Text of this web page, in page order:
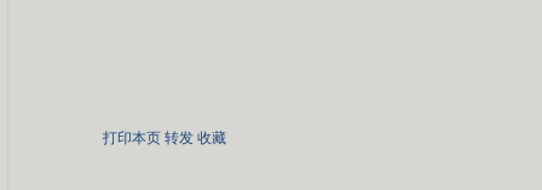
打印本页 转发 收藏